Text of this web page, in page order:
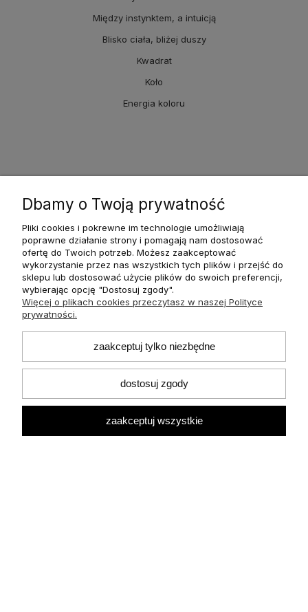
Między instynktem, a intuicją
Blisko ciała, bliżej duszy
Kwadrat
Koło
Energia koloru
O nas
Dbamy o Twoją prywatność
Pliki cookies i pokrewne im technologie umożliwiają
poprawne działanie strony i pomagają nam dostosować
ofertę do Twoich potrzeb. Możesz zaakceptować
wykorzystanie przez nas wszystkich tych plików i przejść do
sklepu lub dostosować użycie plików do swoich preferencji,
wybierając opcję "Dostosuj zgody".
Więcej o plikach cookies przeczytasz w naszej Polityce
prywatności.
zaakceptuj tylko niezbędne
dostosuj zgody
zaakceptuj wszystkie